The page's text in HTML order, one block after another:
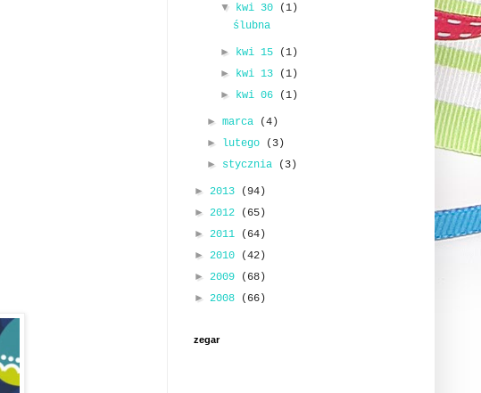
▼ kwi 30
(1)
ślubna
► kwi 15
(1)
► kwi 13
(1)
► kwi 06 (1)
►marca
(4)
►
lutego
(3)
► stycznia (3)
► 2013
(94)
► 2012
(65)
► 2011
(64)
► 2010
(42)
► 2009
(68)
► 2008 (66)
zegar